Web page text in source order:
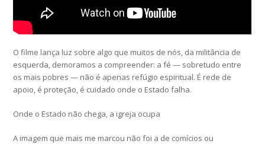
O filme lança luz sobre algo que muitos de nós, da militância de
esquerda, demoramos a compreender: a fé — sobretudo entre
os mais pobres — não é apenas refúgio espiritual. É rede de
apoio, é proteção, é cuidado onde o Estado falha.
Onde o Estado não chega, a igreja ocupa
A imagem que mais me marcou não foi a de comícios ou